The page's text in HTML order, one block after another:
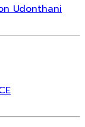
Udonthani